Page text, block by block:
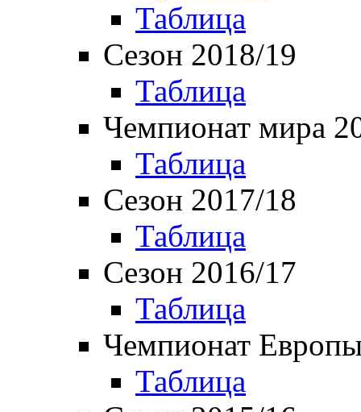
Таблица
Сезон 2018/19
Таблица
Чемпионат мира
Таблица
Сезон 2017/18
Таблица
Сезон 2016/17
Таблица
Чемпионат
Таблица